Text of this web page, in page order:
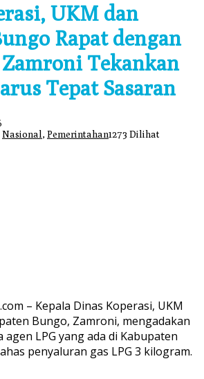
UKM dan
Rapat dengan
Tekankan
Tepat Sasaran
Nasional , Pemerintahan1273 Dilihat
– Kepala Dinas Koperasi, UKM
Bungo, Zamroni, mengadakan
LPG yang ada di Kabupaten
penyaluran gas LPG 3 kilogram.